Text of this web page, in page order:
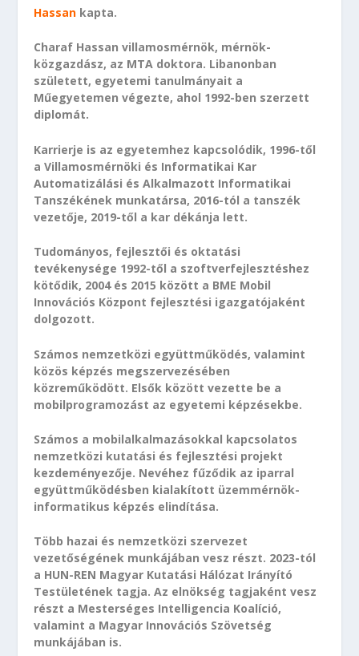
Hassan kapta.
Charaf Hassan villamosmérnök, mérnök-
közgazdász, az MTA doktora. Libanonban
született, egyetemi tanulmányait a
Műegyetemen végezte, ahol 1992-ben szerzett
diplomát.
Karrierje is az egyetemhez kapcsolódik, 1996-től
a Villamosmérnöki és Informatikai Kar
Automatizálási és Alkalmazott Informatikai
Tanszékének munkatársa, 2016-tól a tanszék
vezetője, 2019-től a kar dékánja lett.
Tudományos, fejlesztői és oktatási
tevékenysége 1992-től a szoftverfejlesztéshez
kötődik, 2004 és 2015 között a BME Mobil
Innovációs Központ fejlesztési igazgatójaként
dolgozott.
Számos nemzetközi együttműködés, valamint
közös képzés megszervezésében
közreműködött. Elsők között vezette be a
mobilprogramozást az egyetemi képzésekbe.
Számos a mobilalkalmazásokkal kapcsolatos
nemzetközi kutatási és fejlesztési projekt
kezdeményezője. Nevéhez fűződik az iparral
együttműködésben kialakított üzemmérnök-
informatikus képzés elindítása.
Több hazai és nemzetközi szervezet
vezetőségének munkájában vesz részt. 2023-tól
a HUN-REN Magyar Kutatási Hálózat Irányító
Testületének tagja. Az elnökség tagjaként vesz
részt a Mesterséges Intelligencia Koalíció,
valamint a Magyar Innovációs Szövetség
munkájában is.